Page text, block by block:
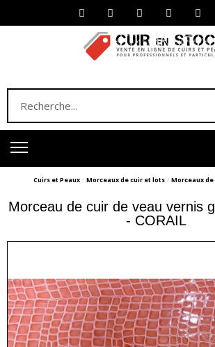
Cuirs et Peaux Morceaux de cuir et lots Morceaux
Morceau de cuir de veau vernis
- CORAIL